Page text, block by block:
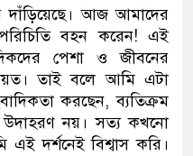
দাঁড়িয়েছে। আজ আমাদের
বহন করেন! এই
পেশা ও জীবনের
তাই বলে আমি এটা
করছেন, ব্যতিক্রম
উদাহরণ নয়। সত্য কখনো
দর্শনেই বিশ্বাস করি।